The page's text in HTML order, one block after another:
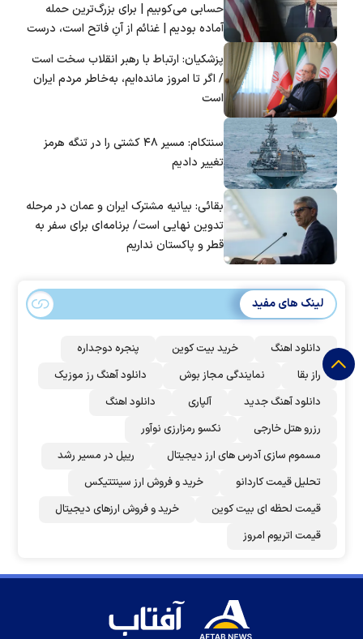
حسابی می‌کوبیم | برای بزرگ‌ترین حمله
آماده بودیم | غنائم از آنِ فاتح است، درست
پزشکیان: ارتباط با رهبر انقلاب سخت است
/ اگر تا امروز مانده‌ایم، به‌خاطر مردم ایران
است
سنتکام: مسیر ۴۸ کشتی را در تنگه هرمز
تغییر دادیم
بقائی: بیانیه مشترک ایران و عمان در مرحله
تدوین نهایی است/ برنامه‌ای برای سفر به
قطر و پاکستان نداریم
لینک های مفید
دانلود اهنگ خرید بیت کوین
پنجره دوجداره
راز بقا
نمایندگی مجاز بوش
دانلود آهنگ رز‌ موزیک
دانلود آهنگ جدید
آلپاری
دانلود اهنگ
رزرو هتل خارجی
نکسو رمزارزی نوآور
مسموم سازی آدرس های ارز دیجیتال
ریپل در مسیر رشد
تحلیل قیمت کاردانو
خرید و فروش ارز سینتتیکس
قیمت لحظه ای بیت کوین
خرید و فروش ارزهای دیجیتال
قیمت اتریوم امروز